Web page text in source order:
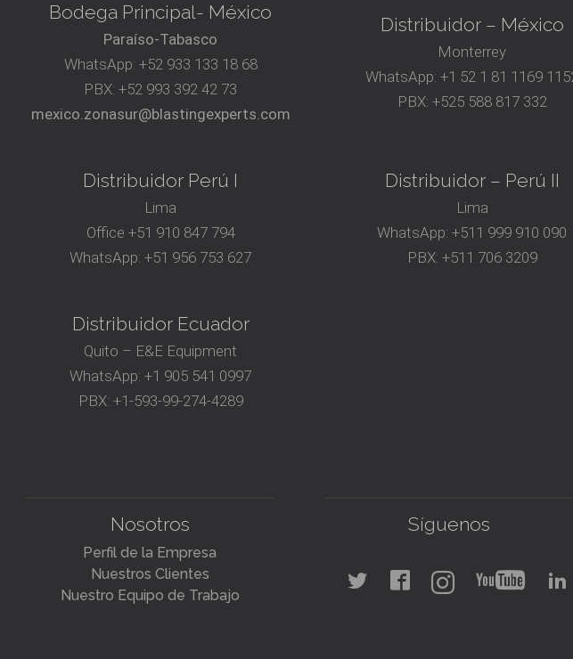
Bodega Principal- México
Paraíso-Tabasco
WhatsApp: +52 933 133 18 68
PBX:+52 993 392 42 73
mexico.zonasur@blastingexperts.com
Distribuidor – México
Monterrey
WhatsApp: +1 52 1 81 1169
PBX: +525 588 817 332
Distribuidor Perú I
Lima
Office +51 910 847 794‬
WhatsApp:+51 956 753 627
Distribuidor – Perú II
Lima
WhatsApp: +511 999 910 090
PBX: +511 706 3209
Distribuidor Ecuador
Quito – E&E Equipment
WhatsApp: +1 905 541 0997
PBX: +1-593-99-274-4289
Nosotros
Perfil de la Empresa
Nuestros Clientes
Nuestro Equipo de Trabajo
Síguenos